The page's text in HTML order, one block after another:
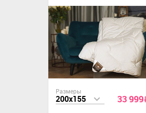
Размеры
200x155 33 999